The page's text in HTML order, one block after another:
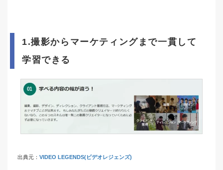
1.撮影からマーケティングまで一貫して
学習できる
出典元： VIDEO LEGENDS(ビデオレジェンズ)